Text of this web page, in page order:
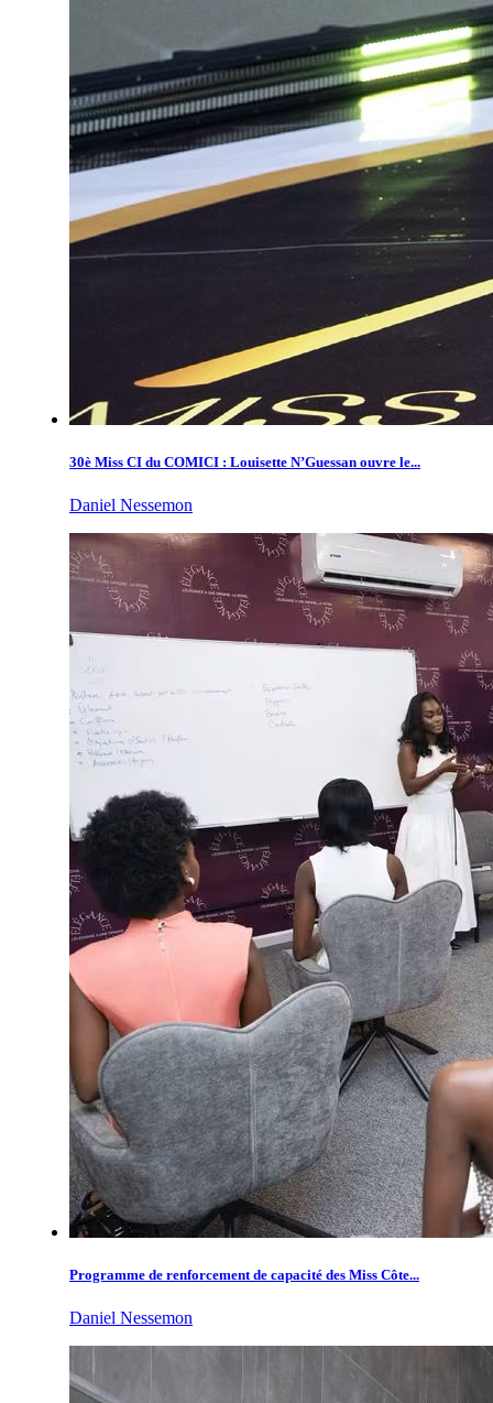
30è Miss CI du COMICI : Louisette N’Guessan ouvre le...
Daniel Nessemon
Programme de renforcement de capacité des Miss Côte...
Daniel Nessemon